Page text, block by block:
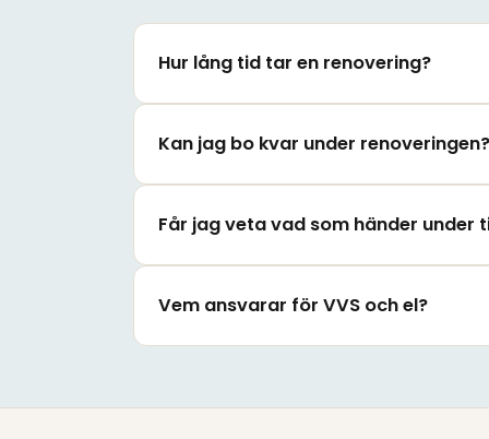
Hur lång tid tar en renovering?
Kan jag bo kvar under renoveringen?
Får jag veta vad som händer under
Vem ansvarar för VVS och el?